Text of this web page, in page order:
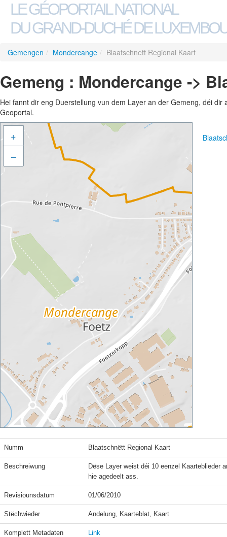
LE GÉOPORTAIL NATIONAL
DU GRAND-DUCHÉ DE
Gemengen / Mondercange / Blaatschnett Regional Kaart
Gemeng : Mondercange ->
Hei fannt dir eng Duerstellung vun dem Layer an der Gemeng, déi
Geoportal.
+
–
Numm Blaatschnëtt Regional Kaart
Beschreiwung
Dëse Layer weist déi 10 eenzel Kaarteblieder
hie agedeelt ass.
Revisiounsdatum 01/06/2010
Stëchwieder Andelung, Kaarteblat, Kaart
Komplett Metadaten Link